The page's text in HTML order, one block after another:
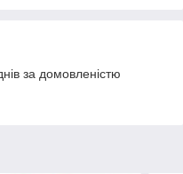
за домовленістю